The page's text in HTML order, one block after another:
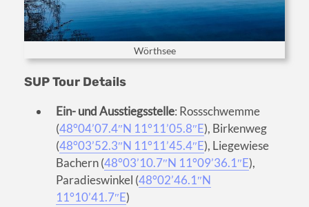
Wörthsee
SUP Tour Details
Ein- und Ausstiegsstelle: Rossschwemme
(48°04’07.4″N 11°11’05.8″E), Birkenweg
(48°03’52.3″N 11°11’45.4″E), Liegewiese
Bachern (48°03’10.7″N 11°09’36.1″E),
Paradieswinkel (48°02’46.1″N
11°10’41.7″E)